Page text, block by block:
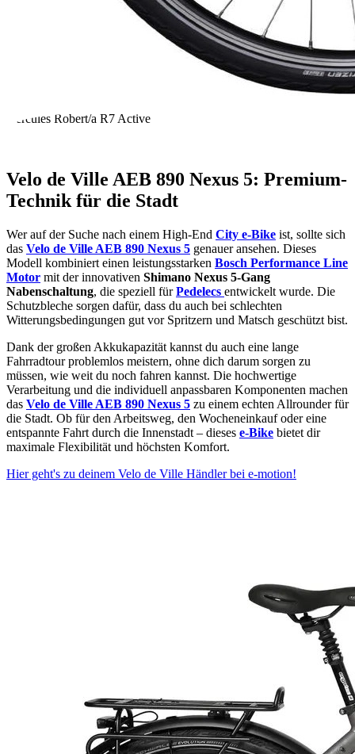
Hercules Robert/a R7 Active
Velo de Ville AEB 890 Nexus 5: Premium-
Technik für die Stadt
Wer auf der Suche nach einem High-End City e-Bike ist, sollte sich
das Velo de Ville AEB 890 Nexus 5 genauer ansehen. Dieses
Modell kombiniert einen leistungsstarken Bosch Performance Line
Motor mit der innovativen Shimano Nexus 5-Gang
Nabenschaltung, die speziell fürPedelecs entwickelt wurde. Die
Schutzbleche sorgen dafür, dass du auch bei schlechten
Witterungsbedingungen gut vor Spritzern und Matsch geschützt bist.
Dank der großen Akkukapazität kannst du auch eine lange
Fahrradtour problemlos meistern, ohne dich darum sorgen zu
müssen, wie weit du noch fahren kannst. Die hochwertige
Verarbeitung und die individuell anpassbaren Komponenten machen
das Velo de Ville AEB 890 Nexus 5 zu einem echten Allrounder für
die Stadt. Ob für den Arbeitsweg, den Wocheneinkauf oder eine
entspannte Fahrt durch die Innenstadt – dieses e-Bike bietet dir
maximale Flexibilität und höchsten Komfort.
Hier geht's zu deinem Velo de Ville Händler bei e-motion!